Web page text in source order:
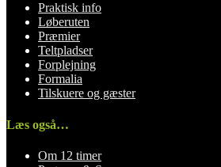
Praktisk info
Løberuten
Præmier
Teltpladser
Forplejning
Formalia
Tilskuere og gæster
Læs også…
Om 12 timer